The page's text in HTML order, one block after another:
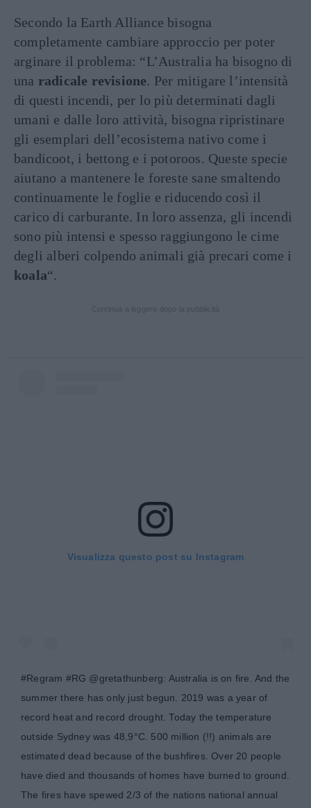
Secondo la Earth Alliance bisogna
completamente cambiare approccio per poter
arginare il problema: “L’Australia ha bisogno di
una radicale revisione. Per mitigare l’intensità
di questi incendi, per lo più determinati dagli
umani e dalle loro attività, bisogna ripristinare
gli esemplari dell’ecosistema nativo come i
bandicoot, i bettong e i potoroos. Queste specie
aiutano a mantenere le foreste sane smaltendo
continuamente le foglie e riducendo così il
carico di carburante. In loro assenza, gli incendi
sono più intensi e spesso raggiungono le cime
degli alberi colpendo animali già precari come i
koala“.
Visualizza questo post su Instagram
#Regram #RG @gretathunberg: Australia is on fire. And the
summer there has only just begun. 2019 was a year of
record heat and record drought. Today the temperature
outside Sydney was 48,9°C. 500 million (!!) animals are
estimated dead because of the bushfires. Over 20 people
have died and thousands of homes have burned to ground.
The fires have spewed 2/3 of the nations national annual